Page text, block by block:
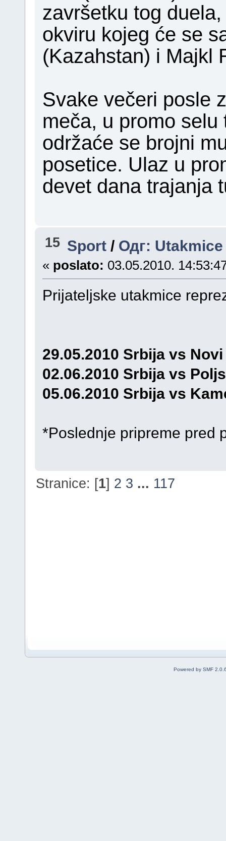
završetku tog
okviru kojeg će se
(Kazahstan) i Majkl
Svake večeri posle
meča, u promo
održaće se brojni
posetice. Ulaz u
devet dana trajanja
15 Sport / Одг:
« poslato: 03.05.2010.
Prijateljske utakmice
29.05.2010 Srbija vs
02.06.2010 Srbija vs
05.06.2010 Srbija vs
*Poslednje pripreme pred
Stranice: [1] 2 3 ... 117
Powered by SMF